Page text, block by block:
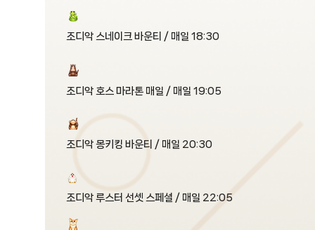
조디악 스네이크 바운티 / 매일 18:30
조디악 호스 마라톤 매일 / 매일 19:05
조디악 몽키킹 바운티 / 매일 20:30
조디악 루스터 선셋 스페셜 / 매일 22:05